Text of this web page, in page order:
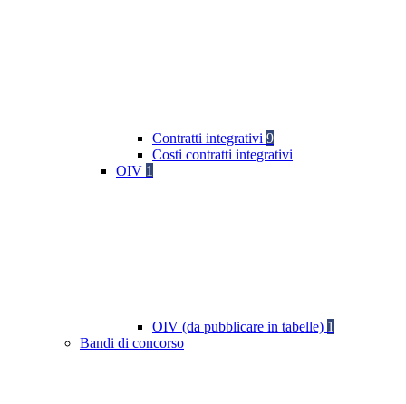
Contratti integrativi 9
Costi contratti integrativi
OIV 1
OIV (da pubblicare in tabelle) 1
Bandi di concorso